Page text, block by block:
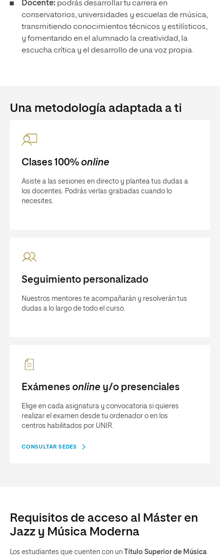
Docente: podrás desarrollar tu carrera en
conservatorios, universidades y escuelas de música,
transmitiendo conocimientos técnicos y estilísticos,
y fomentando en el alumnado la creatividad, la
escucha crítica y el desarrollo de una voz propia.
Una metodología adaptada a ti
Clases 100% online
Asiste a las sesiones en directo y plantea tus dudas a
los docentes. Podrás verlas grabadas cuando lo
necesites.
Seguimiento personalizado
Nuestros mentores te acompañarán y resolverán tus
dudas a lo largo de todo el curso.
Exámenes online y/o presenciales
Elige en cada asignatura y convocatoria si quieres
realizar el examen desde tu ordenador o en los
centros habilitados por UNIR.
CONSULTAR SEDES
Requisitos de acceso al Máster en
Jazz y Música Moderna
Los estudiantes que cuenten con un
Título Superior de Música